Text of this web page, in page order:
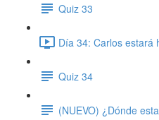
Quiz 33
Día 34: Carlos estará
Quiz 34
(NUEVO) ¿Dónde